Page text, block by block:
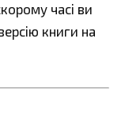
часі ви
книги на